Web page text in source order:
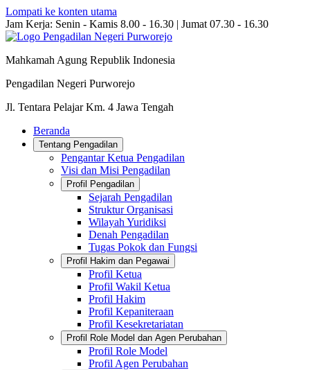
Lompati ke konten utama
Jam Kerja: Senin - Kamis 8.00 - 16.30 | Jumat 07.30 - 16.30
Mahkamah Agung Republik Indonesia
Pengadilan Negeri Purworejo
Jl. Tentara Pelajar Km. 4 Jawa Tengah
Beranda
Tentang Pengadilan
Pengantar Ketua Pengadilan
Visi dan Misi Pengadilan
Profil Pengadilan
Sejarah Pengadilan
Struktur Organisasi
Wilayah Yuridiksi
Denah Pengadilan
Tugas Pokok dan Fungsi
Profil Hakim dan Pegawai
Profil Ketua
Profil Wakil Ketua
Profil Hakim
Profil Kepaniteraan
Profil Kesekretariatan
Profil Role Model dan Agen Perubahan
Profil Role Model
Profil Agen Perubahan